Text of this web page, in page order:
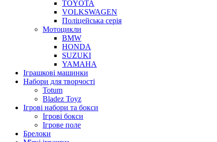
TOYOTA
VOLKSWAGEN
Поліцейська серія
Мотоцикли
BMW
HONDA
SUZUKI
YAMAHA
Іграшкові машинки
Набори для творчості
Totum
Bladez Toyz
Ігрові набори та бокси
Ігрові бокси
Ігрове поле
Брелоки